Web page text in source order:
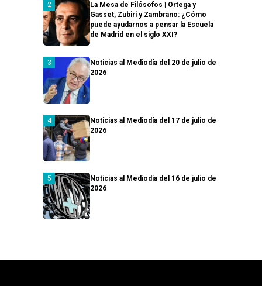
La Mesa de Filósofos | Ortega y
Gasset, Zubiri y Zambrano: ¿Cómo
puede ayudarnos a pensar la Escuela
de Madrid en el siglo XXI?
Noticias al Mediodía del 20 de julio de
2026
Noticias al Mediodía del 17 de julio de
2026
Noticias al Mediodía del 16 de julio de
2026